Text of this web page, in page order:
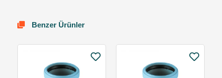
Benzer Ürünler